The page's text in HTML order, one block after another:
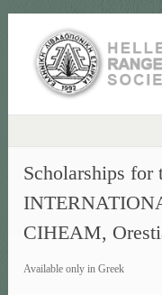
Scholarships for
CIHEAM,
Available only in Greek